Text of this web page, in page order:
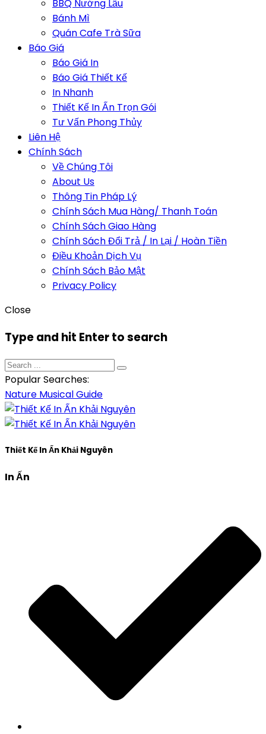
BBQ Nướng Lẩu
Bánh Mì
Quán Cafe Trà Sữa
Báo Giá
Báo Giá In
Báo Giá Thiết Kế
In Nhanh
Thiết Kế In Ấn Trọn Gói
Tư Vấn Phong Thủy
Liên Hệ
Chính Sách
Về Chúng Tôi
About Us
Thông Tin Pháp Lý
Chính Sách Mua Hàng/ Thanh Toán
Chính Sách Giao Hàng
Chính Sách Đổi Trả / In Lại / Hoàn Tiền
Điều Khoản Dịch Vụ
Chính Sách Bảo Mật
Privacy Policy
Close
Type and hit Enter to search
Popular Searches:
Nature MusicalGuide
Thiết Kế In Ấn Khải Nguyên
In Ấn